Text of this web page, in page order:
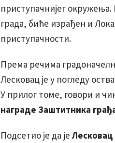
приступачнијег
града, биће израђен и
приступачности.
Према речима
Лесковац је у погледу
У прилог томе, говори и
награде Заштитника
Подсетио је да је